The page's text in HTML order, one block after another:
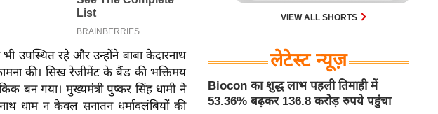
उपस्थित रहे और उन्होंने बाबा केदारनाथ
की। सिख रेजीमेंट के बैंड की भक्तिमय
बन गया। मुख्यमंत्री पुष्कर सिंह धामी ने
धाम न केवल सनातन धर्मावलंबियों की
VIEW ALL SHORTS
लेटेस्ट न्यूज़
Biocon का शुद्ध लाभ पहली तिमाही में
53.36% बढ़कर 136.8 करोड़ रुपये पहुंचा